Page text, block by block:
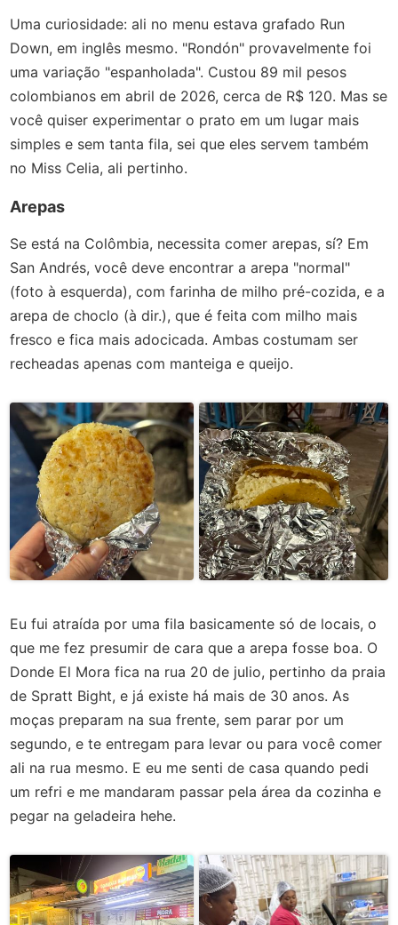
Uma curiosidade: ali no menu estava grafado Run
Down, em inglês mesmo. "Rondón" provavelmente foi
uma variação "espanholada". Custou 89 mil pesos
colombianos em abril de 2026, cerca de R$ 120. Mas se
você quiser experimentar o prato em um lugar mais
simples e sem tanta fila, sei que eles servem também
no Miss Celia, ali pertinho.
Arepas
Se está na Colômbia, necessita comer arepas, sí? Em
San Andrés, você deve encontrar a arepa "normal"
(foto à esquerda), com farinha de milho pré-cozida, e a
arepa de choclo (à dir.), que é feita com milho mais
fresco e fica mais adocicada. Ambas costumam ser
recheadas apenas com manteiga e queijo.
Eu fui atraída por uma fila basicamente só de locais, o
que me fez presumir de cara que a arepa fosse boa. O
Donde El Mora fica na rua 20 de julio, pertinho da praia
de Spratt Bight, e já existe há mais de 30 anos. As
moças preparam na sua frente, sem parar por um
segundo, e te entregam para levar ou para você comer
ali na rua mesmo. E eu me senti de casa quando pedi
um refri e me mandaram passar pela área da cozinha e
pegar na geladeira hehe.